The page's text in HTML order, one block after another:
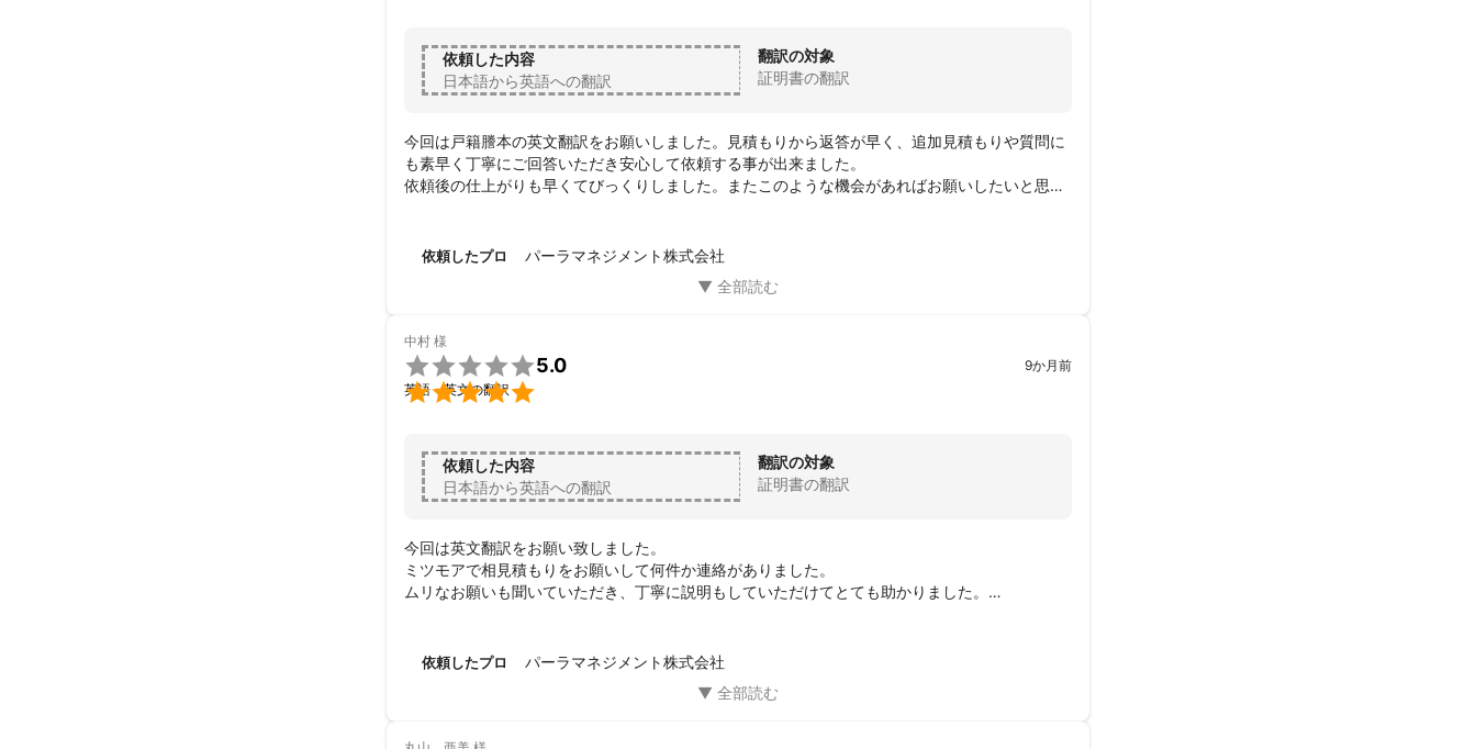
依頼した内容
日本語から英語への翻訳
翻訳の対象
証明書の翻訳
今回は戸籍謄本の英文翻訳をお願いしました。見積もりから返答が早く、追加見積もりや質問に
も素早く丁寧にご回答いただき安心して依頼する事が出来ました。
依頼後の仕上がりも早くてびっくりしました。またこのような機会があればお願いしたいと思い
依頼したプロ パーラマネジメント株式会社
中村 様


5.0
英語・英文の翻訳
9か月前
依頼した内容
日本語から英語への翻訳
翻訳の対象
証明書の翻訳
今回は英文翻訳をお願い致しました。
ミツモアで相見積もりをお願いして何件か連絡がありました。
ムリなお願いも聞いていただき、丁寧に説明もしていただけてとても助かりました。
依頼したプロ パーラマネジメント株式会社